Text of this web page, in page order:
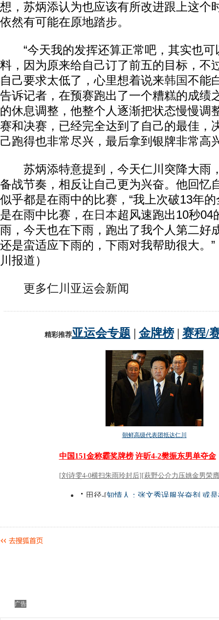
想，苏炳添认为也应该有所改进跟上这个
依然有可能在原地踏步。
“今天我的发挥还算正常吧，其实也可
料，因为原来给自己订了前五的目标，不
自己要求太低了，心里想着说来韩国不能
告诉记者，在预赛跑出了一个糟糕的成绩
的休息调整，他整个人逐渐把状态慢慢调
赛和决赛，已经完全达到了自己的最佳，
己跑得也非常尽兴，最后拿到银牌非常高
苏炳添特意提到，今天仁川突降大雨
备战节奏，相反让自己更为兴奋。他回忆
似乎都是在雨中的比赛，“我上次破13年
是在雨中比赛，在 日本超风速跑出10秒04
雨，今天也在下雨，跑出了我个人第二好
还是蛮适应下雨的，下雨对我帮助很大。
川报道）
更多仁川亚运会新闻
广告